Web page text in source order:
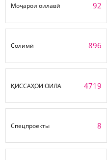
Моҷарои оилавӣ 92
Солимӣ 896
ҚИССАҲОИ ОИЛА 4719
Спецпроекты 8